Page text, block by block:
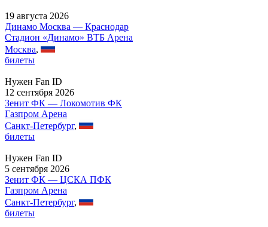
19 августа 2026
Динамо Москва — Краснодар
Стадион «Динамо» ВТБ Арена
Москва,
билеты
Нужен Fan ID
12 сентября 2026
Зенит ФК — Локомотив ФК
Газпром Арена
Санкт-Петербург,
билеты
Нужен Fan ID
5 сентября 2026
Зенит ФК — ЦСКА ПФК
Газпром Арена
Санкт-Петербург,
билеты